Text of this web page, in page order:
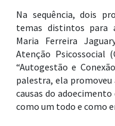
Na sequência, dois
temas distintos para
Maria Ferreira
Atenção Psicossocial
“Autogestão e
palestra, ela
causas do
como um todo e como